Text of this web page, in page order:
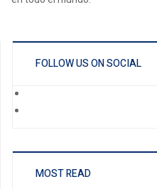
FOLLOW US ON SOCIAL
MOST READ